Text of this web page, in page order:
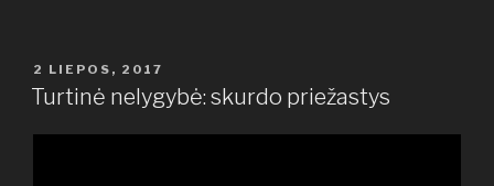
PASKELBTA
2 LIEPOS, 2017
Turtinė nelygybė: skurdo priežastys